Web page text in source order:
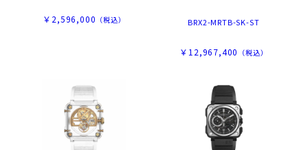
￥2,596,000 （税込） BRX2-MRTB-SK-ST
￥12,967,400 （税込）